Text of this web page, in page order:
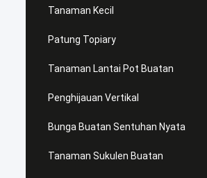
Tanaman Kecil
Patung Topiary
Tanaman Lantai Pot Buatan
Penghijauan Vertikal
Bunga Buatan Sentuhan Nyata
Tanaman Sukulen Buatan